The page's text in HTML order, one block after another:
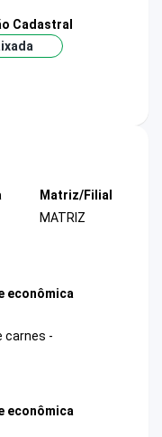
Cadastral
Matriz/Filial
MATRIZ
econômica
carnes -
econômica